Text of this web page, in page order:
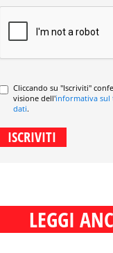
Cliccando su "Iscriviti"
visione dell'informativa sul
dati.
LEGGI